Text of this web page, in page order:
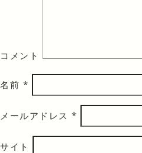
コメント
名前 *
メールアドレス *
サイト